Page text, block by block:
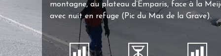
montagne, au plateau d’Emparis, face à la
avec nuit en refuge (Pic du Mas de la Grave).